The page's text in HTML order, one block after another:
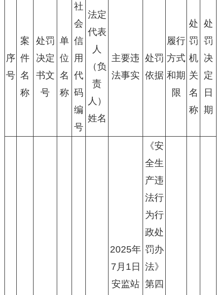
序
号
案
件
名
称
处罚
决定
书文
号
单
位
名
称
社
会
信
用
代
码
编
号
法定
代表
人
（负
责
人）
姓名
主要违
法事实
处罚
依据
履行
方式
和期
限
处
罚
机
关
名
称
处
罚
决
定
日
期
2025年
7月1日
安监站
《安
全生
产违
法行
为行
政处
罚办
法》
第四